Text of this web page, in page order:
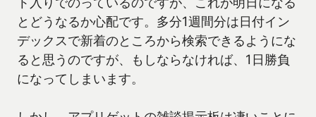
とどうなるか心配です。多分1週間分は日付イン
デックスで新着のところから検索できるようにな
ると思うのですが、もしならなければ、1日勝負
になってしまいます。